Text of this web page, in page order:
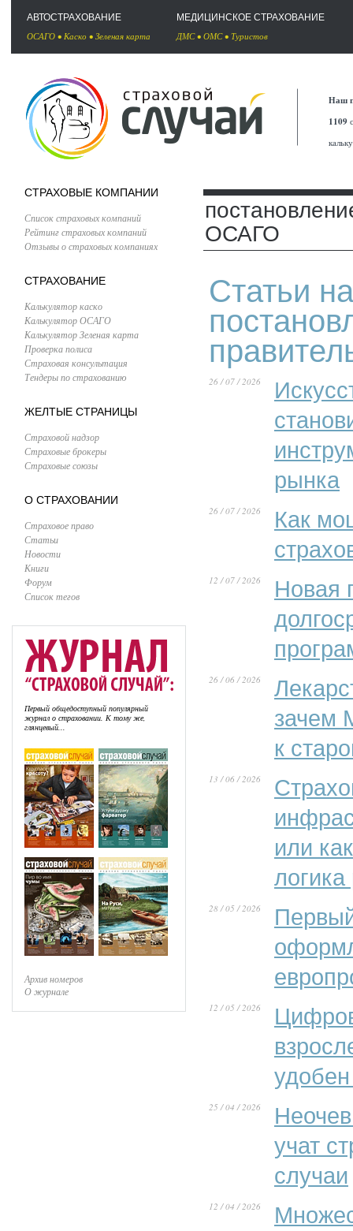
АВТОСТРАХОВАНИЕ
ОСАГО • Каско • Зеленая карта
МЕДИЦИНСКОЕ СТРАХОВАНИЕ
ДМС• ОМС• Туристов
Наш
1109
СТРАХОВЫЕ КОМПАНИИ
Список страховых компаний
Рейтинг страховых компаний
Отзывы о страховых компаниях
СТРАХОВАНИЕ
Калькулятор каско
Калькулятор ОСАГО
Калькулятор Зеленая карта
Проверка полиса
Страховая консультация
Тендеры по страхованию
ЖЕЛТЫЕ СТРАНИЦЫ
Страховой надзор
Страховые брокеры
Страховые союзы
О СТРАХОВАНИИ
Страховое право
Статьи
Новости
Книги
Форум
Список тегов
Первый общедоступный популярный
журнал о страховании. К тому же,
глянцевый...
Архив номеров
О журнале
ОСАГО
Статьи
26 / 07 / 2026
рынка
26 / 07 / 2026
Как
12 / 07 / 2026
Новая
26 / 06 / 2026
зачем
к
13 / 06 / 2026
или
28 / 05 / 2026
12 / 05 / 2026
25 / 04 / 2026
учат
случаи
12 / 04 / 2026